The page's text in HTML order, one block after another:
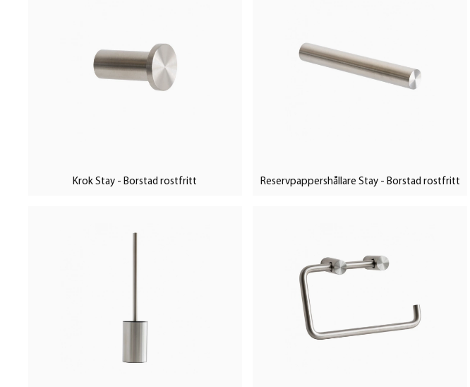
Krok Stay - Borstad rostfritt Reservpappershållare Stay - Borstad rostfritt